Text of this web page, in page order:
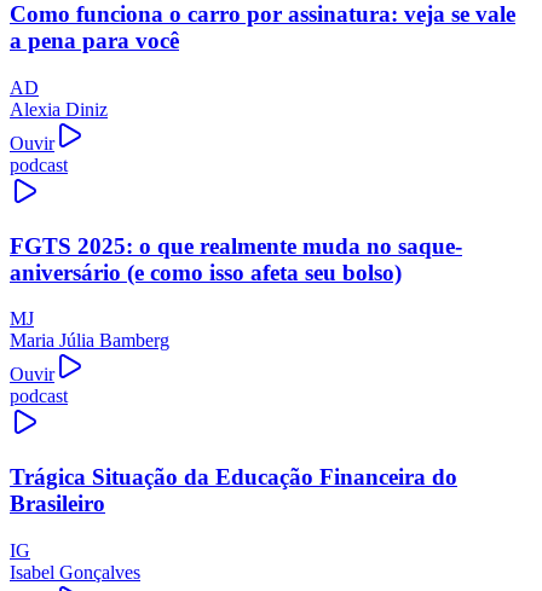
Como funciona o carro por assinatura: veja se vale
a pena para você
AD
Alexia Diniz
Ouvir
podcast
FGTS 2025: o que realmente muda no saque-
aniversário (e como isso afeta seu bolso)
MJ
Maria Júlia Bamberg
Ouvir
podcast
Trágica Situação da Educação Financeira do
Brasileiro
IG
Isabel Gonçalves